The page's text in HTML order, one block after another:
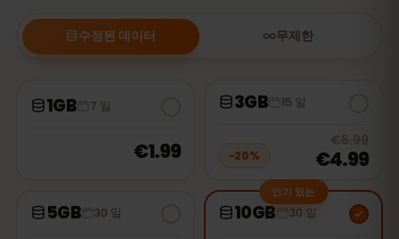
수정된 데이터 무제한
1GB 7 일
€1.99
3GB 15 일
−20%
€5.99
€4.99
5GB 30 일
인기 있는
10GB 30 일